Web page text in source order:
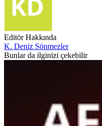
Editör Hakkında
K. Deniz Sönmezler
Bunlar da ilginizi çekebilir